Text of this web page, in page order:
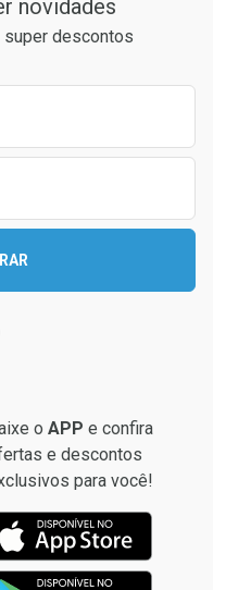
Ativar Desconto
Comprar sem Desconto
Comprar sem Desconto
novidades
descontos
o APP e confira
e descontos
para você!